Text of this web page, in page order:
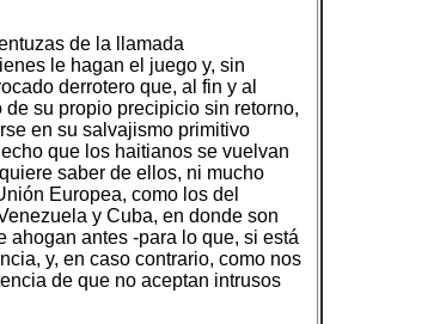
de la llamada
le hagan el juego y, sin
derrotero que, al fin y al
su propio precipicio sin retorno,
en su salvajismo primitivo
que los haitianos se vuelvan
saber de ellos, ni mucho
Europea, como los del
y Cuba, en donde son
ahogan antes -para lo que, si está
y, en caso contrario, como nos
de que no aceptan intrusos